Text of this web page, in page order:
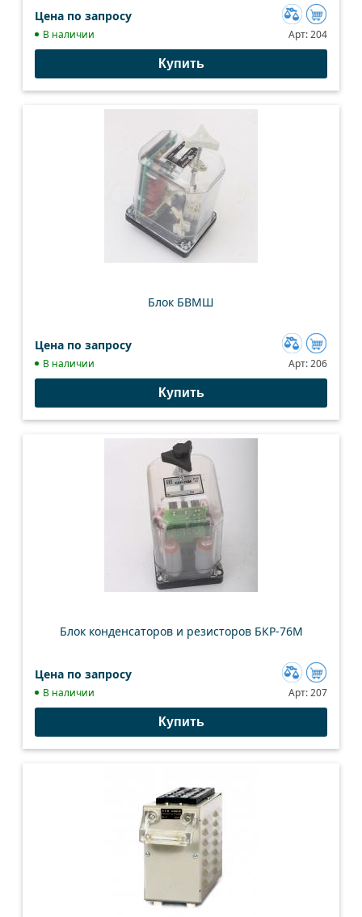
Цена по запросу
Добавить
к
В наличии Арт:204
Купить
Блок БВМШ
Цена по запросу
Добавить
к
В наличии Арт:206
Купить
Блок конденсаторов и резисторов БКР-76М
Цена по запросу
Добавить
к
В наличии Арт:207
Купить